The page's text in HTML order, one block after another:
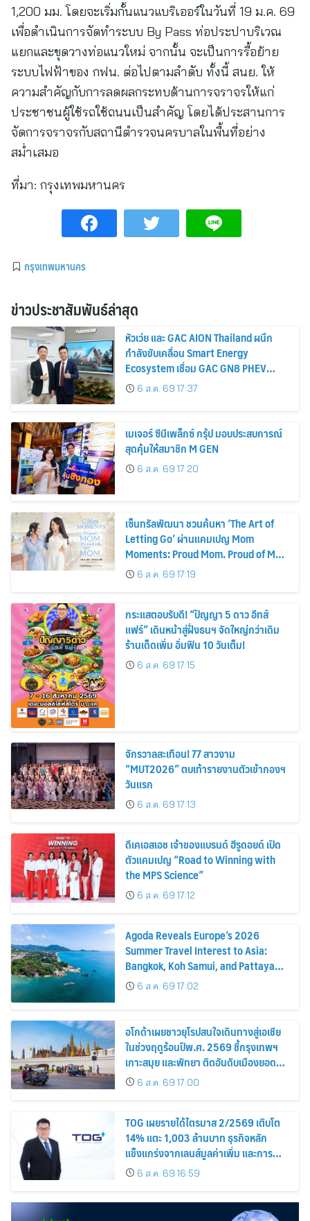
1,200 มม. โดยจะเริ่มกั้นแนวแบริเออร์ในวันที่ 19 ม.ค. 69
เพื่อดำเนินการจัดทำระบบ By Pass ท่อประปาบริเวณ
แยกและขุดวางท่อแนวใหม่ จากนั้น จะเป็นการรื้อย้าย
ระบบไฟฟ้าของ กฟน. ต่อไปตามลำดับ ทั้งนี้ สนย. ให้
ความสำคัญกับการลดผลกระทบด้านการจราจรให้แก่
ประชาชนผู้ใช้รถใช้ถนนเป็นสำคัญ โดยได้ประสานการ
จัดการจราจรกับสถานีตำรวจนครบาลในพื้นที่อย่าง
สม่ำเสมอ
ที่มา: กรุงเทพมหานคร
กรุงเทพมหานคร
ข่าวประชาสัมพันธ์ล่าสุด
หัวเว่ย และ GAC AION Thailand ผนึก
กำลังขับเคลื่อน Smart Energy
Ecosystem เชื่อม GAC GN8 PHEV
รถยนต์ MPV ระดับพรีเมียม เข้ากับ
พลังงานแสงอาทิตย์ภายในบ้าน
6 ส.ค. 69 17:37
เมเจอร์ ซีนีเพล็กซ์ กรุ้ป มอบประสบการณ์
สุดคุ้มให้สมาชิก M GEN
6 ส.ค. 69 17:20
เซ็นทรัลพัฒนา ชวนค้นหา ‘The Art of
Letting Go’ ผ่านแคมเปญ Mom
Moments: Proud Mom. Proud of My
Mom.6 ส.ค. 69 17:19
กระแสตอบรับดี! “ปัญญา 5 ดาว อีทส์
แฟร์” เดินหน้าสู่ฝั่งธนฯ จัดใหญ่กว่าเดิม
ร้านเด็ดเพิ่ม อิ่มฟิน 10 วันเต็ม!
6 ส.ค. 69 17:15
จักรวาลสะเทือน! 77 สาวงาม
“MUT2026” ตบเท้ารายงานตัวเข้ากองฯ
วันแรก
6 ส.ค. 69 17:13
ดีเคเอสเอช เจ้าของแบรนด์ ฮีรูดอยด์ เปิด
ตัวแคมเปญ “Road to Winning with
the MPS Science”
6 ส.ค. 69 17:12
Agoda Reveals Europe’s 2026
Summer Travel Interest to Asia:
Bangkok, Koh Samui, and Pattaya
Among the Top Cities
6 ส.ค. 69 17:02
อโกด้าเผยชาวยุโรปสนใจเดินทางสู่เอเชีย
ในช่วงฤดูร้อนปีพ.ศ. 2569 ชี้กรุงเทพฯ
เกาะสมุย และพัทยา ติดอันดับเมืองยอด
นิยม6 ส.ค. 69 17:00
TOG เผยรายได้ไตรมาส 2/2569 เติบโต
14% แตะ 1,003 ล้านบาท ธุรกิจหลัก
แข็งแกร่งจากเลนส์มูลค่าเพิ่ม และการ
ขยายตลาดต่างประเทศ พร้อมเดินหน้า
ลงทุนเพื่อการเติบโตระยะยาว
6 ส.ค. 69 16:59